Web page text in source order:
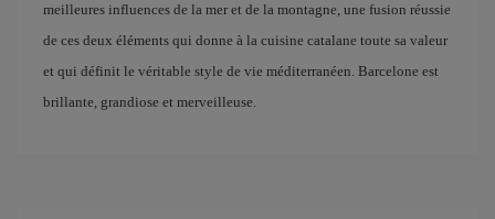
meilleures influences de la mer et de la montagne, une fusion réussie
de ces deux éléments qui donne à la cuisine catalane toute sa valeur
et qui définit le véritable style de vie méditerranéen. Barcelone est
brillante, grandiose et merveilleuse.